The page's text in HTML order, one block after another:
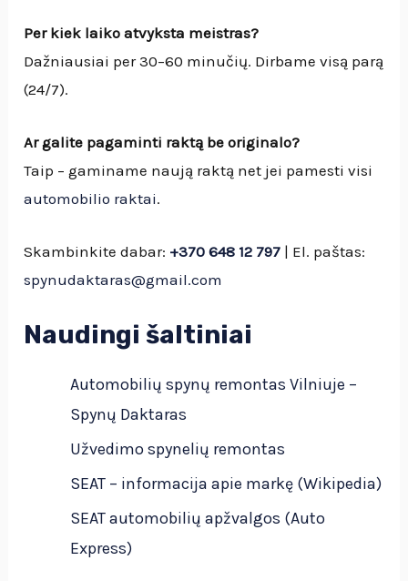
Per kiek laiko atvyksta meistras?
Dažniausiai per 30–60 minučių. Dirbame visą parą
(24/7).
Ar galite pagaminti raktą be originalo?
Taip – gaminame naują raktą net jei pamesti visi
automobilio raktai.
Skambinkite dabar: +370 648 12 797 | El. paštas:
spynudaktaras@gmail.com
Naudingi šaltiniai
Automobilių spynų remontas Vilniuje –
Spynų Daktaras
Užvedimo spynelių remontas
SEAT – informacija apie markę (Wikipedia)
SEAT automobilių apžvalgos (Auto
Express)